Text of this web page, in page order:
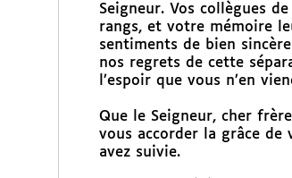
Seigneur. Vos collègues
rangs, et votre mémoire
sentiments de bien
nos regrets de cette
l’espoir que vous n’en
Que le Seigneur, cher
vous accorder la grâce
avez suivie.